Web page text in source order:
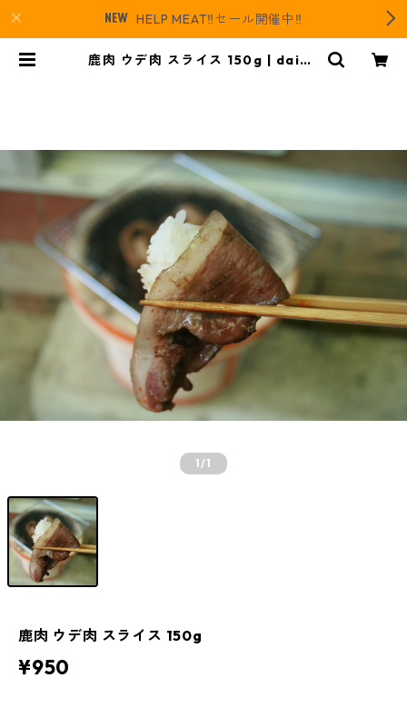
HELP MEAT‼️セール開催中‼️
鹿肉 ウデ肉 スライス 150g | daida
1/1
鹿肉 ウデ肉 スライス 150g
¥950